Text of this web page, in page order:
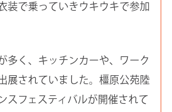
装で乗っていきウキウキで参加
多く、キッチンカーや、ワーク
展されていました。橿原公苑陸
スフェスティバルが開催されて